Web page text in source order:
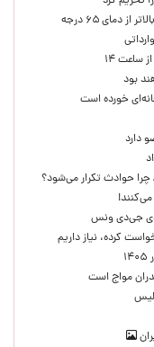
دمای ۶۵ درجه
ساعت ۱۴
بود
خورده است
دارد
کرده، نیاز داریم
مواج است